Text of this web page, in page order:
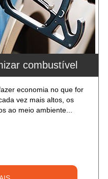
combustível
economia no que for
vez mais altos, os
ao meio ambiente...